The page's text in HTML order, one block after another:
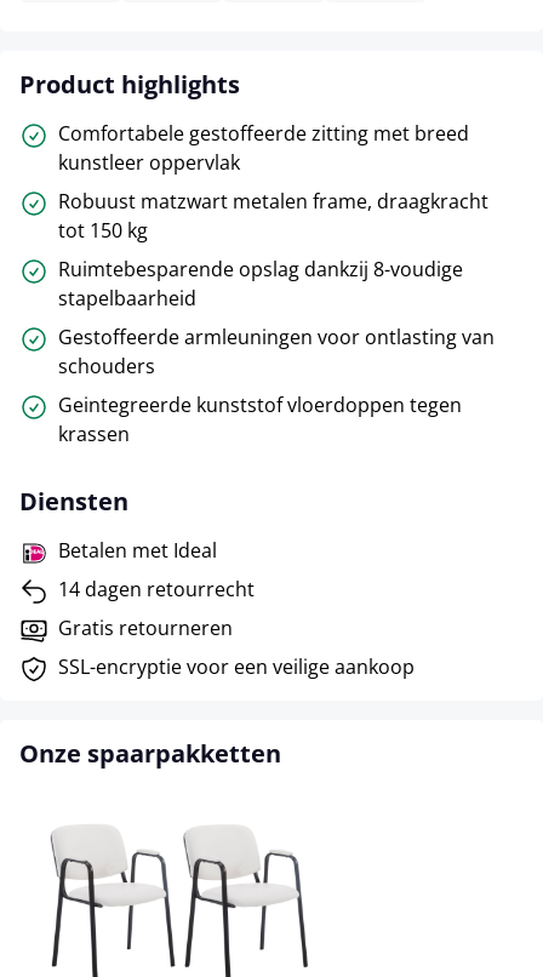
Product highlights
Comfortabele gestoffeerde zitting met breed
kunstleer oppervlak
Robuust matzwart metalen frame, draagkracht
tot 150 kg
Ruimtebesparende opslag dankzij 8-voudige
stapelbaarheid
Gestoffeerde armleuningen voor ontlasting van
schouders
Geintegreerde kunststof vloerdoppen tegen
krassen
Diensten
Betalen met Ideal
14 dagen retourrecht
Gratis retourneren
SSL-encryptie voor een veilige aankoop
Onze spaarpakketten